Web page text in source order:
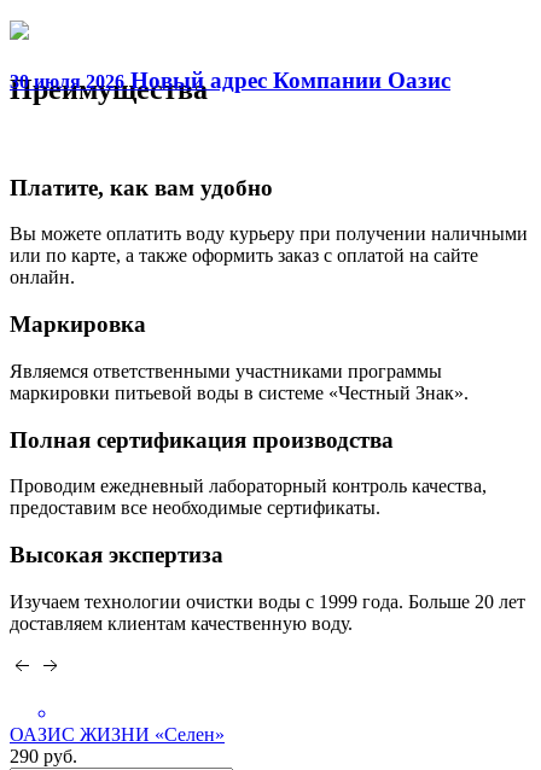
30 июля 2026 Новый адрес Компании Оазис
Преимущества
Платите, как вам удобно
Вы можете оплатить воду курьеру при получении наличными
или по карте, а также оформить заказ с оплатой на сайте
онлайн.
Маркировка
Являемся ответственными участниками программы
маркировки питьевой воды в системе «Честный Знак».
Полная сертификация производства
Проводим ежедневный лабораторный контроль качества,
предоставим все необходимые сертификаты.
Высокая экспертиза
Изучаем технологии очистки воды с 1999 года. Больше 20 лет
доставляем клиентам качественную воду.
ОАЗИС ЖИЗНИ «Селен»
290 руб.